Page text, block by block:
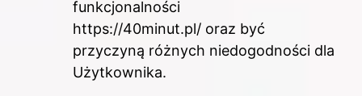
funkcjonalności
https://40minut.pl/ oraz być
przyczyną różnych niedogodności dla
Użytkownika.